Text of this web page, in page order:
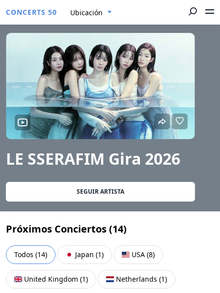
CONCERTS 50 Ubicación
LE SSERAFIM Gira 2026
SEGUIR ARTISTA
Próximos Conciertos (14)
Todos (14) Japan (1) USA (8)
United Kingdom (1) Netherlands (1)